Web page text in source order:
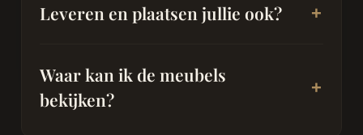
Leveren en plaatsen jullie ook?
Waar kan ik de meubels
bekijken?